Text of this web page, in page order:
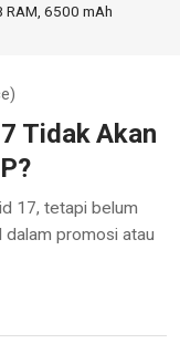
RAM 6500 mAh
Tidak Akan
17, tetapi belum
promosi atau